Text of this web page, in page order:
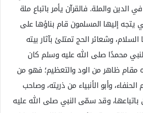
والملة. فالقرآن يأمر باتباع ملة
يتجه إليها المسلمون قام بناؤها على
وشعائر الحج تمتلئ بآثار بيته
محمدًا صلى الله عليه وسلم كان
مقام ظاهر من الود والتعظيم؛ فهو من
وأبو الأنبياء من ذريته، وصاحب
باتباعها، وقد سمّى النبي صلى الله عليه